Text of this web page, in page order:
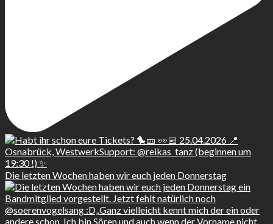
Die letzten Wochen haben wir euch jeden Donnerstag